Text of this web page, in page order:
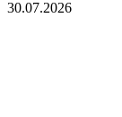
30.07.2026